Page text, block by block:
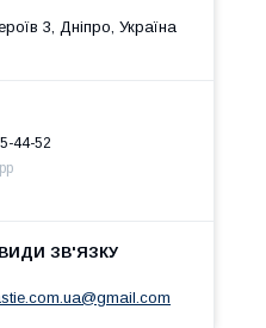
3, Дніпро, Україна
44-52